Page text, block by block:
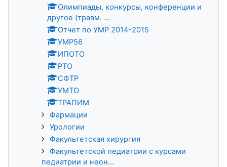
Олимпиады, конкурсы, конференции и
другое (травм. ...
Отчет по УМР 2014-2015
УМР56
ИПОТО
РТО
СФТР
УМТО
ТРАПИМ
Фармации
Урологии
Факультетская хирургия
Факультетской педиатрии с курсами
педиатрии и неон...